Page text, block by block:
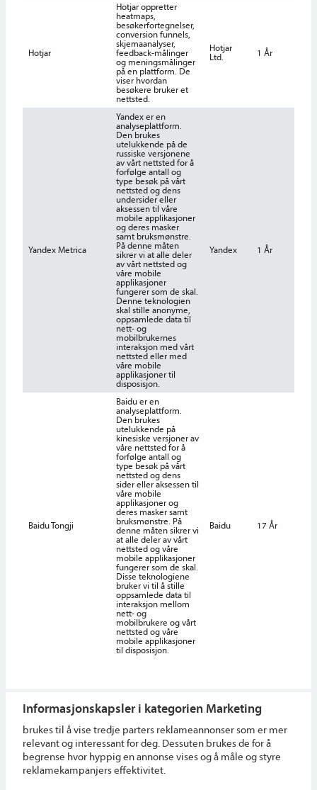
Hotjar
Hotjar oppretter
heatmaps,
besøkerfortegnelser,
conversion funnels,
skjemaanalyser,
feedback-målinger
og meningsmålinger
på en plattform. De
viser hvordan
besøkere bruker et
nettsted.
Hotjar
Ltd.
1 År
Yandex Metrica
Yandex er en
analyseplattform.
Den brukes
utelukkende på de
russiske versjonene
av vårt nettsted for å
forfølge antall og
type besøk på vårt
nettsted og dens
undersider eller
aksessen til våre
mobile applikasjoner
og deres masker
samt bruksmønstre.
På denne måten
sikrer vi at alle deler
av vårt nettsted og
våre mobile
applikasjoner
fungerer som de skal.
Denne teknologien
skal stille anonyme,
oppsamlede data til
nett- og
mobilbrukernes
interaksjon med vårt
nettsted eller med
våre mobile
applikasjoner til
disposisjon.
Yandex 1 År
Baidu Tongji
Baidu er en
analyseplattform.
Den brukes
utelukkende på
kinesiske versjoner av
våre nettsted for å
forfølge antall og
type besøk på vårt
nettsted og dens
sider eller aksessen til
våre mobile
applikasjoner og
deres masker samt
bruksmønstre. På
denne måten sikrer vi
at alle deler av vårt
nettsted og våre
mobile applikasjoner
fungerer som de skal.
Disse teknologiene
bruker vi til å stille
oppsamlede data til
interaksjon mellom
nett- og
mobilbrukere og vårt
nettsted og våre
mobile applikasjoner
til disposisjon.
Baidu 17 År
Informasjonskapsler i kategorien Marketing
brukes til å vise tredje parters reklameannonser som er mer
relevant og interessant for deg. Dessuten brukes de for å
begrense hvor hyppig en annonse vises og å måle og styre
reklamekampanjers effektivitet.